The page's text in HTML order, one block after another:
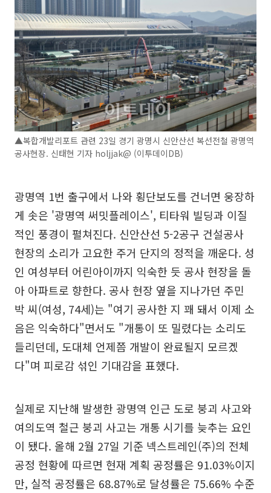
▲복합개발리포트 관련 23일 경기 광명시 신안산선 복선전철 광명역
공사현장. 신태현 기자 holjjak@ (이투데이DB)
광명역 1번 출구에서 나와 횡단보도를 건너면 웅장하
게 솟은 '광명역 써밋플레이스', 티타워 빌딩과 이질
적인 풍경이 펼쳐진다. 신안산선 5-2공구 건설공사
현장의 소리가 고요한 주거 단지의 정적을 깨운다. 성
인 여성부터 어린아이까지 익숙한 듯 공사 현장을 돌
아 아파트로 향한다. 공사 현장 옆을 지나가던 주민
박 씨(여성, 74세)는 "여기 공사한 지 꽤 돼서 이제 소
음은 익숙하다"면서도 "개통이 또 밀렸다는 소리도
들리던데, 도대체 언제쯤 개발이 완료될지 모르겠
다"며 피로감 섞인 기대감을 표했다.
실제로 지난해 발생한 광명역 인근 도로 붕괴 사고와
여의도역 철근 붕괴 사고는 개통 시기를 늦추는 요인
이 됐다. 올해 2월 27일 기준 넥스트레인(주)의 전체
공정 현황에 따르면 현재 계획 공정률은 91.03%이지
만, 실적 공정률은 68.87%로 달성률은 75.66% 수준